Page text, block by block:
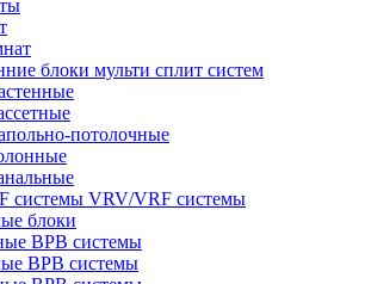
блоки мульти сплит систем
потолочные
VRV/VRF системы
блоки
ВРВ системы
ВРВ системы